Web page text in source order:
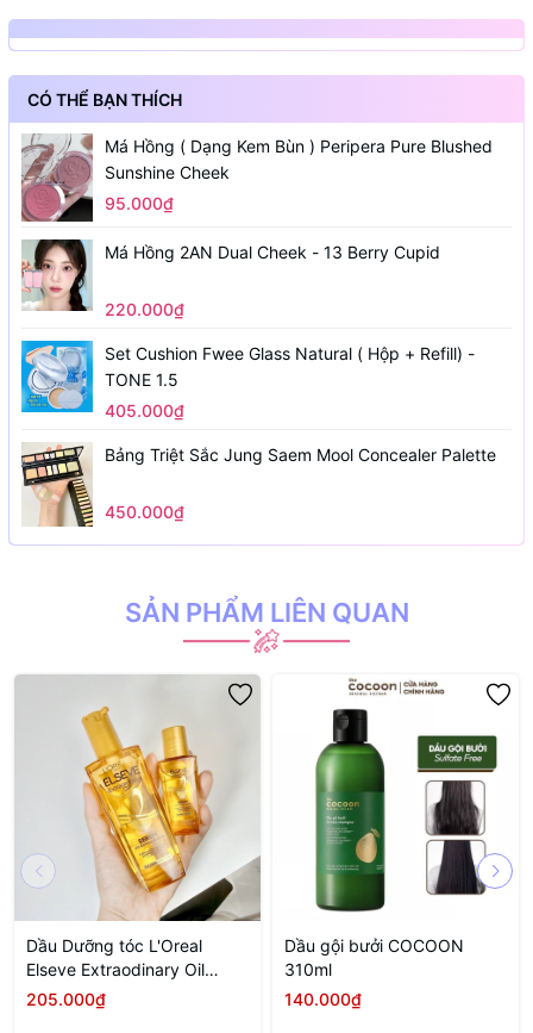
CÓ THỂ BẠN THÍCH
Má Hồng ( Dạng Kem Bùn ) Peripera Pure Blushed
Sunshine Cheek
95.000₫
Má Hồng 2AN Dual Cheek - 13 Berry Cupid
220.000₫
Set Cushion Fwee Glass Natural ( Hộp + Refill) -
TONE 1.5
405.000₫
Bảng Triệt Sắc Jung Saem Mool Concealer Palette
450.000₫
SẢN PHẨM LIÊN QUAN
Dầu Dưỡng tóc L'Oreal
Elseve Extraodinary Oil
100ml
205.000₫
Dầu gội bưởi COCOON
310ml
140.000₫